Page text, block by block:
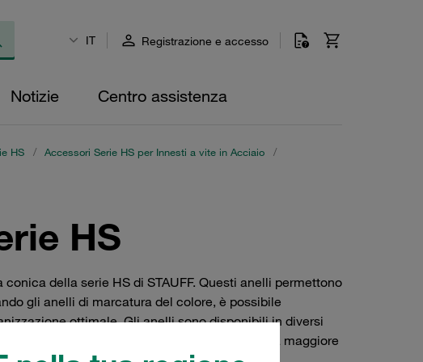
IT Registrazione e accesso
Notizie Centro assistenza
HS / Accessori Serie HS per Innesti a vite in Acciaio
/
HS
della serie HS di STAUFF. Questi anelli permettono
gli anelli di marcatura del colore, è possibile
ottimale. Gli anelli sono disponibili in diversi
questi accessori contribuiscono a una maggiore